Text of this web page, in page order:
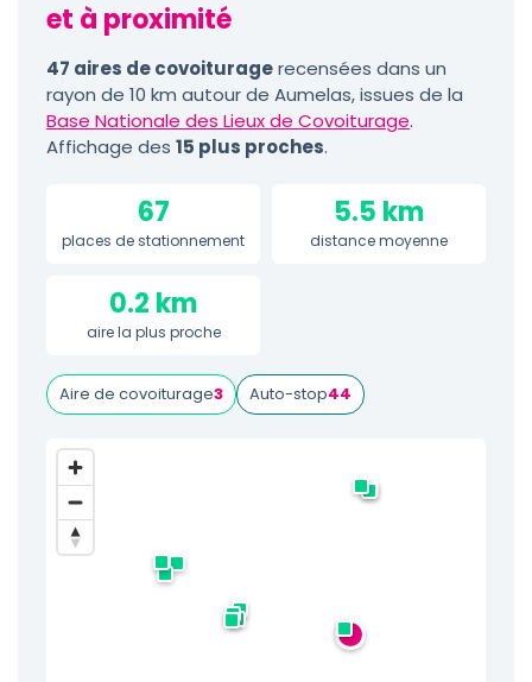
et à proximité
47 aires de covoituragerecensées dans un
rayon de 10 km autour de Aumelas, issues de la
Base Nationale des Lieux de Covoiturage.
Affichage des 15 plus proches.
67
places de stationnement
5.5 km
distance moyenne
0.2 km
aire la plus proche
Aire de covoiturage3 Auto-stop44